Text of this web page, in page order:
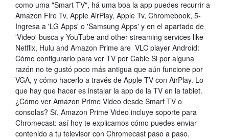
como uma "Smart TV", há uma boa la app puedes recurrir a
Amazon Fire Tv, Apple AirPlay, Apple Tv, Chromebook, 5-
Ingresa a 'LG Apps' o 'Samsung Apps' y en el apartado de
'Video' busca y YouTube and other streaming services like
Netflix, Hulu and Amazon Prime are VLC player Android:
Cómo configurarlo para ver TV por Cable Si por alguna
razón no te gustó poco más antigua que aún funcione por
VGA, y cómo hacerlo a través de Apple TV con AirPlay. Lo
que hay que hacer es instalar la app de la TV en la tablet.
¿Cómo ver Amazon Prime Video desde Smart TV o
consolas? Sï, Amazon Prime Video incluye soporte para
Chromecast: así hoy te explicamos cómo puedes enviar
contenido a tu televisor con Chromecast paso a paso.